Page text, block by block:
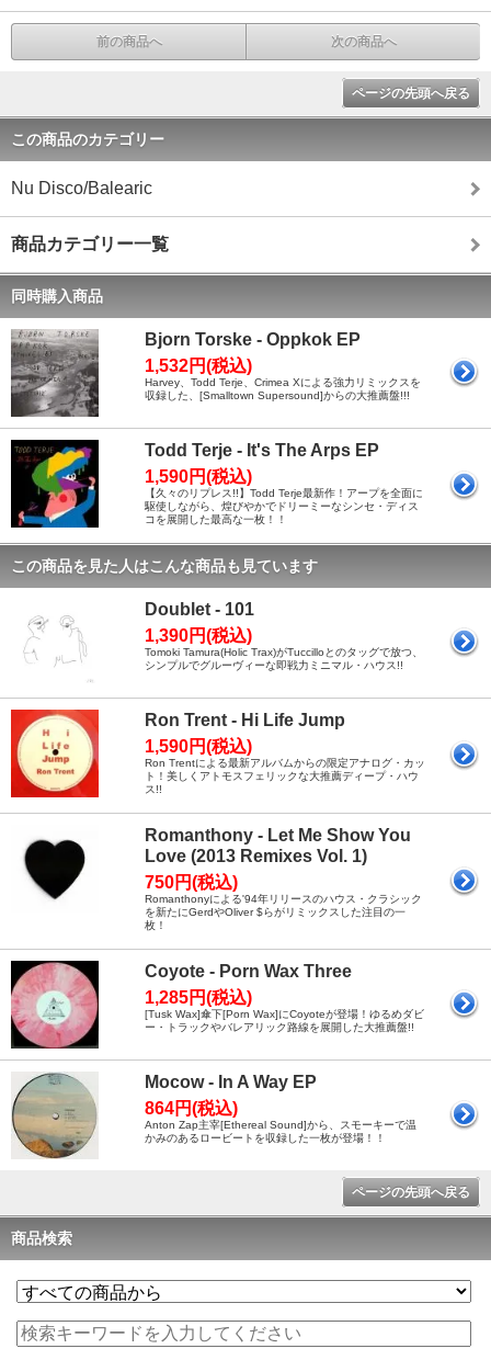
前の商品へ 次の商品へ
ページの先頭へ戻る
この商品のカテゴリー
Nu Disco/Balearic
商品カテゴリー一覧
同時購入商品
Bjorn Torske - Oppkok EP
1,532円(税込)
Harvey、Todd Terje、Crimea Xによる強力リミックスを
収録した、[Smalltown Supersound]からの大推薦盤!!!
Todd Terje - It's The Arps EP
1,590円(税込)
【久々のリプレス!!】Todd Terje最新作！アープを全面に
駆使しながら、煌びやかでドリーミーなシンセ・ディス
コを展開した最高な一枚！！
この商品を見た人はこんな商品も見ています
Doublet - 101
1,390円(税込)
Tomoki Tamura(Holic Trax)がTuccilloとのタッグで放つ、
シンプルでグルーヴィーな即戦力ミニマル・ハウス!!
Ron Trent - Hi Life Jump
1,590円(税込)
Ron Trentによる最新アルバムからの限定アナログ・カッ
ト！美しくアトモスフェリックな大推薦ディープ・ハウ
ス!!
Romanthony - Let Me Show You
Love (2013 Remixes Vol. 1)
750円(税込)
Romanthonyによる'94年リリースのハウス・クラシック
を新たにGerdやOliver $らがリミックスした注目の一
枚！
Coyote - Porn Wax Three
1,285円(税込)
[Tusk Wax]傘下[Porn Wax]にCoyoteが登場！ゆるめダビ
ー・トラックやバレアリック路線を展開した大推薦盤!!
Mocow - In A Way EP
864円(税込)
Anton Zap主宰[Ethereal Sound]から、スモーキーで温
かみのあるロービートを収録した一枚が登場！！
ページの先頭へ戻る
商品検索